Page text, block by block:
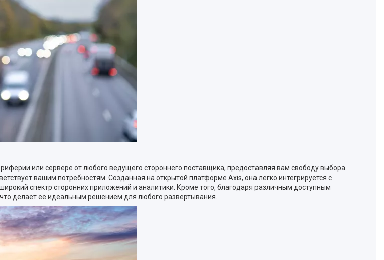
или сервере от любого ведущего стороннего поставщика, предоставляя вам свободу выбора
вашим потребностям. Созданная на открытой платформе Axis, она легко интегрируется с
спектр сторонних приложений и аналитики. Кроме того, благодаря различным доступным
делает ее идеальным решением для любого развертывания.